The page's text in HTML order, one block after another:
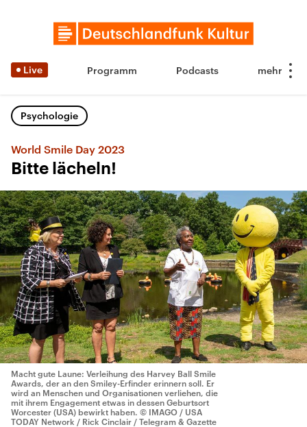
Live Programm Podcasts
Psychologie
World Smile Day 2023
Bitte lächeln!
Macht gute Laune: Verleihung des Harvey Ball Smile
Awards, der an den Smiley-Erfinder erinnern soll. Er
wird an Menschen und Organisationen verliehen, die
mit ihrem Engagement etwas in dessen Geburtsort
Worcester (USA) bewirkt haben. © IMAGO / USA
TODAY Network / Rick Cinclair / Telegram & Gazette